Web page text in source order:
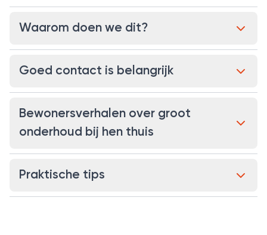
Waarom doen we dit?
Goed contact is belangrijk
Bewonersverhalen over groot
onderhoud bij hen thuis
Praktische tips